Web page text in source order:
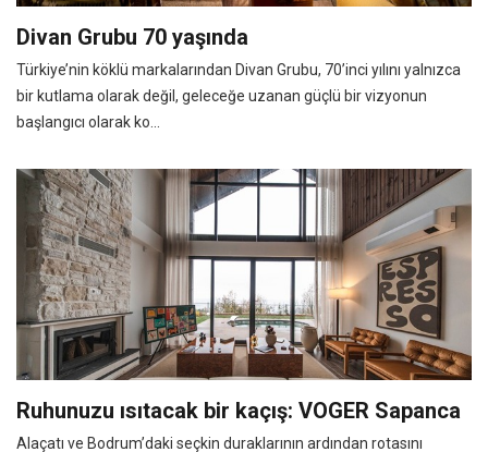
Divan Grubu 70 yaşında
Türkiye’nin köklü markalarından Divan Grubu, 70’inci yılını yalnızca
bir kutlama olarak değil, geleceğe uzanan güçlü bir vizyonun
başlangıcı olarak ko...
Ruhunuzu ısıtacak bir kaçış: VOGER Sapanca
Alaçatı ve Bodrum’daki seçkin duraklarının ardından rotasını